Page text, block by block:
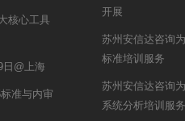
核心工具
日@上海
准与内审
开展
苏州安信达咨询
标准培训服务
苏州安信达咨询
系统分析培训服务